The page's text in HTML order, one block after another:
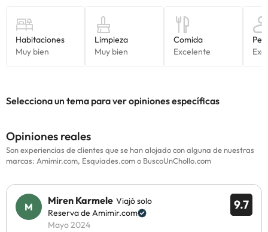
Selecciona un tema para ver opiniones específicas
Opiniones reales
Son experiencias de clientes que se han alojado con alguna de nuestras
marcas: Amimir.com, Esquiades.com o BuscoUnChollo.com
9.7
Miren Karmele Viajó solo
Reserva de Amimir.com
Mayo 2024